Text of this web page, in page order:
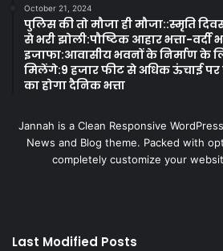
October 21, 2024
पुलिस की तो मौजा ही मौजा::स्मृति
से भरी झोली:पौष्टिक आहार भत्ता-वर्दी
इजाफा:आवासीय भवनों के निर्माण के
मिलेंगे:9 हजार फीट से अधिक ऊंचाई पर
का होगा दैनिक भत्ता
Jannah is a Clean Responsive
News and Blog theme. Packed with
completely customize your
Last Modified Posts